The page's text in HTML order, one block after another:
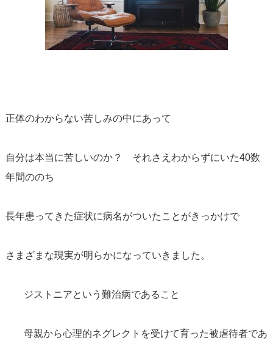
正体のわからない苦しみの中にあって
自分は本当に苦しいのか？ それさえわからずにいた40数
年間ののち
長年患ってきた症状に病名がついたことがきっかけで
さまざまな現実が明らかになっていきました。
ジストニアという難治病であること
母親から心理的ネグレクトを受けて育った被虐待者であ